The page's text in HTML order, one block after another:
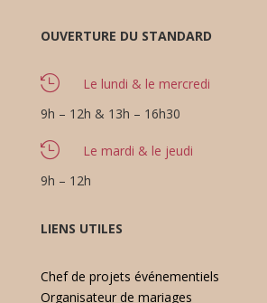
OUVERTURE DU STANDARD

Le lundi & le mercredi
9h – 12h & 13h – 16h30

Le mardi & le jeudi
9h – 12h
LIENS UTILES
Chef de projets événementiels
Organisateur de mariages